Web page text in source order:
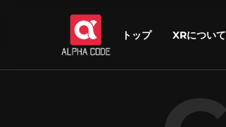
トップ XRについて